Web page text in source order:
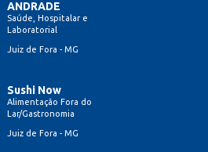
ANDRADE
Saúde, Hospitalar e
Laboratorial
Juiz de Fora - MG
Sushi Now
Alimentação Fora do
Lar/Gastronomia
Juiz de Fora - MG